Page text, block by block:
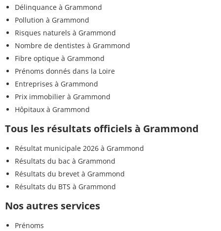
Délinquance à Grammond
Pollution à Grammond
Risques naturels à Grammond
Nombre de dentistes à Grammond
Fibre optique à Grammond
Prénoms donnés dans la Loire
Entreprises à Grammond
Prix immobilier à Grammond
Hôpitaux à Grammond
Tous les résultats officiels à Grammond
Résultat municipale 2026 à Grammond
Résultats du bac à Grammond
Résultats du brevet à Grammond
Résultats du BTS à Grammond
Nos autres services
Prénoms